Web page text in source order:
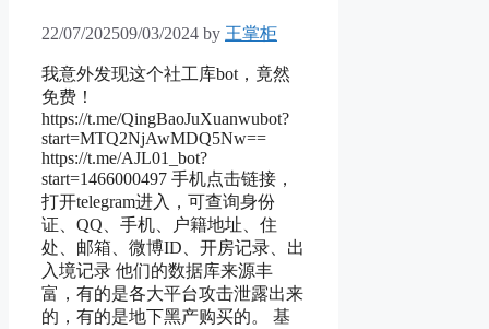
22/07/202509/03/2024 by 王掌柜
我意外发现这个社工库bot，竟然
免费！
https://t.me/QingBaoJuXuanwubot?
start=MTQ2NjAwMDQ5Nw==
https://t.me/AJL01_bot?
start=1466000497 手机点击链接，
打开telegram进入，可查询身份
证、QQ、手机、户籍地址、住
处、邮箱、微博ID、开房记录、出
入境记录 他们的数据库来源丰
富，有的是各大平台攻击泄露出来
的，有的是地下黑产购买的。 基